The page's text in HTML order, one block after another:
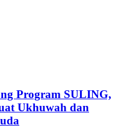
Program SULING,
Ukhuwah dan